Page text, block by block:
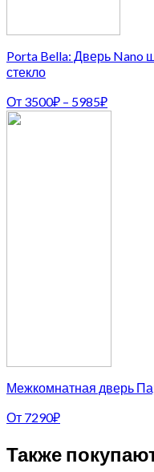
Porta Bella: Дверь Nano
стекло
От 3500₽ – 5985₽
Межкомнатная дверь
От 7290₽
Также